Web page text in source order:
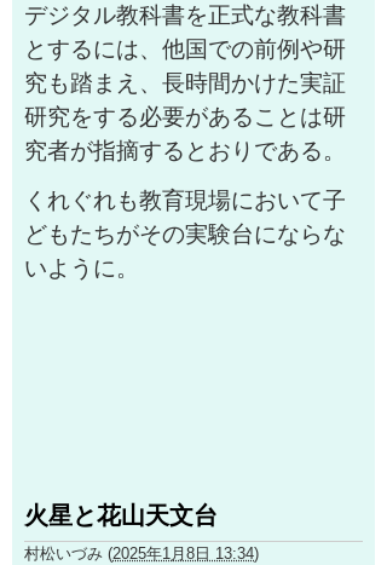
デジタル教科書を正式な教科書
とするには、他国での前例や研
究も踏まえ、長時間かけた実証
研究をする必要があることは研
究者が指摘するとおりである。
くれぐれも教育現場において子
どもたちがその実験台にならな
いように。
火星と花山天文台
村松いづみ (2025年1月8日 13:34)